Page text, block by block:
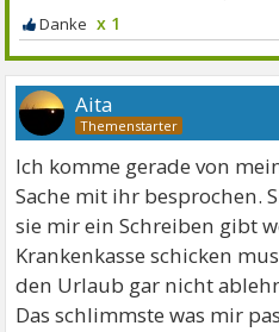
x 1
Aita
Ich komme gerade von
Sache mit ihr besprochen.
sie mir ein Schreiben gibt
Krankenkasse schicken
den Urlaub gar nicht
Das schlimmste was mir